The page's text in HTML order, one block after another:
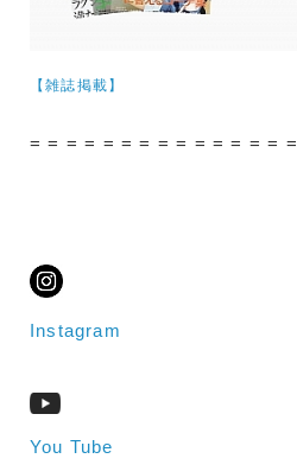
【雑誌掲載】
= = = = = = = = = = = = = = =
Instagram
You Tube